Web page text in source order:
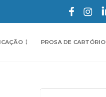
PROSA DE CARTÓRIO